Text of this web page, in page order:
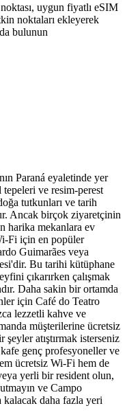
uygun fiyatlı eSIM
noktaları ekleyerek
bulunun
Paraná eyaletinde yer
ve resim-perest
tutkunları ve tarih
Ancak birçok ziyaretçinin
harika mekanlara ev
Fi için en popüler
Guimarães veya
Bu tarihi kütüphane
çıkarırken çalışmak
Daha sakin bir ortamda
için Café do Teatro
lezzetli kahve ve
müşterilerine ücretsiz
atıştırmak isterseniz
genç profesyoneller ve
ücretsiz Wi-Fi hem de
yerli bir resident olun,
ve Campo
kalacak daha fazla yeri